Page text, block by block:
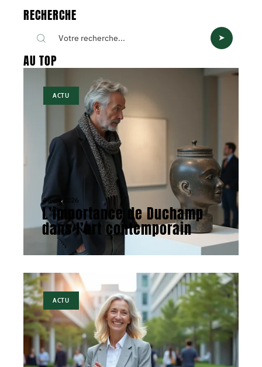
RECHERCHE
AU TOP
ACTU
4 avril 2026
L’importance de Duchamp
dans l’art contemporain
ACTU